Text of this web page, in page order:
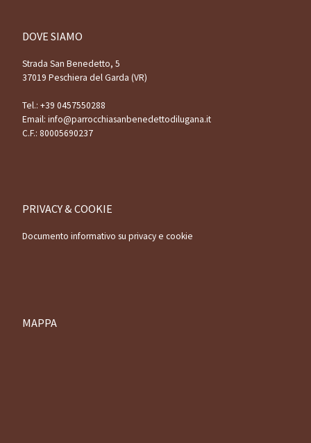
DOVE SIAMO
Strada San Benedetto, 5
37019 Peschiera del Garda (VR)
Tel.: +39 0457550288
Email: info@parrocchiasanbenedettodilugana.it
C.F.: 80005690237
PRIVACY & COOKIE
Documento informativo su privacy e cookie
MAPPA